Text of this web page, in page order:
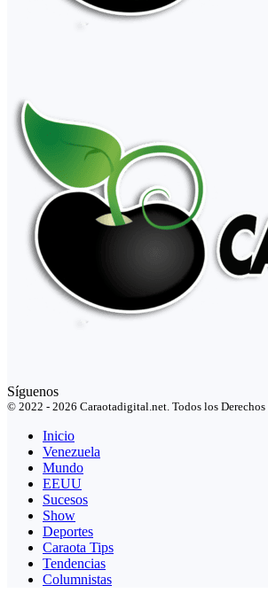
Síguenos
© 2022 - 2026 Caraotadigital.net. Todos los Derechos
Inicio
Venezuela
Mundo
EEUU
Sucesos
Show
Deportes
Caraota Tips
Tendencias
Columnistas